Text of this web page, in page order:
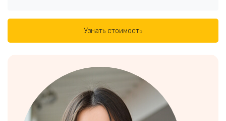
Узнать стоимость